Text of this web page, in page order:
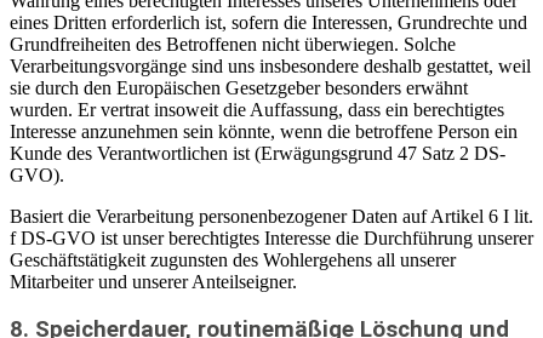
eines Dritten erforderlich ist, sofern die Interessen, Grundrechte und
Grundfreiheiten des Betroffenen nicht überwiegen. Solche
Verarbeitungsvorgänge sind uns insbesondere deshalb gestattet, weil
sie durch den Europäischen Gesetzgeber besonders erwähnt
wurden. Er vertrat insoweit die Auffassung, dass ein berechtigtes
Interesse anzunehmen sein könnte, wenn die betroffene Person ein
Kunde des Verantwortlichen ist (Erwägungsgrund 47 Satz 2 DS-
GVO).
Basiert die Verarbeitung personenbezogener Daten auf Artikel 6 I lit.
f DS-GVO ist unser berechtigtes Interesse die Durchführung unserer
Geschäftstätigkeit zugunsten des Wohlergehens all unserer
Mitarbeiter und unserer Anteilseigner.
8. Speicherdauer, routinemäßige Löschung und